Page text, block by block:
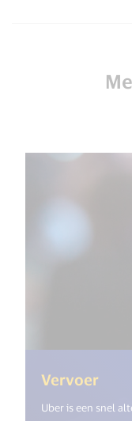
Vervoer
Uber is een snel